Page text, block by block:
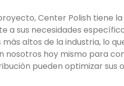
Center Polish tiene
a sus necesidades
altos de la industria, lo
nosotros hoy mismo para
pueden optimizar sus